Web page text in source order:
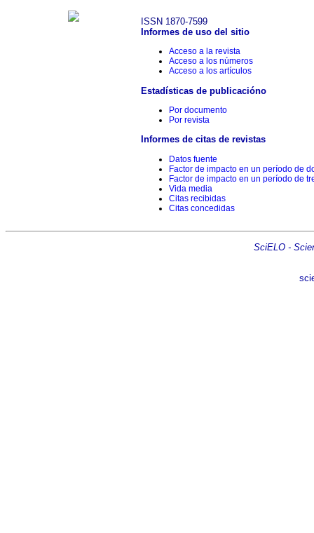
ISSN 1870-7599
Informes de uso del sitio
Acceso a la revista
Acceso a los números
Acceso a los artículos
Estadísticas de publicacióno
Por documento
Por revista
Informes de citas de revistas
Datos fuente
Factor de impacto en un período de
Factor de impacto en un período de
Vida media
Citas recibidas
Citas concedidas
SciELO -